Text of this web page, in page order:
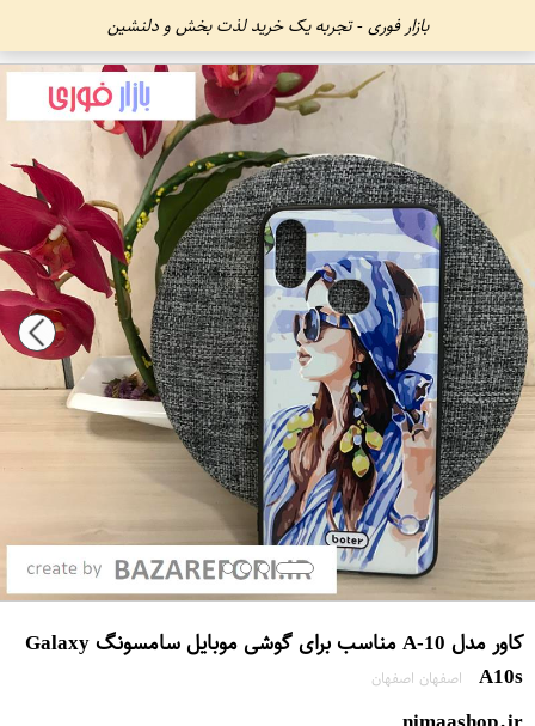
بازار فوری - تجربه یک خرید لذت بخش و دلنشین
کاور مدل A-10 مناسب برای گوشی موبایل سامسونگ Galaxy
A10s
اصفهان اصفهان